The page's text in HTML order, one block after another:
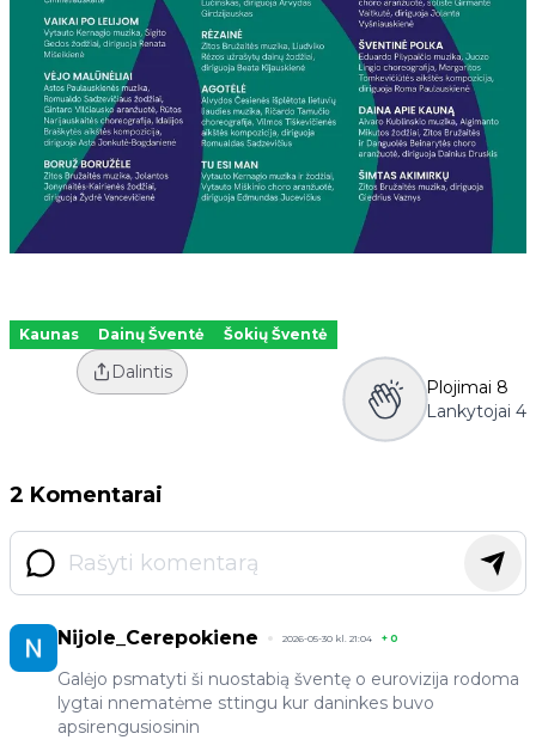
Kaunas Dainų Šventė Šokių Šventė
Dalintis
Plojimai 8
Lankytojai 4
2 Komentarai
Nijole_Cerepokiene 2026-05-30 kl. 21:04 + 0
Galėjo psmatyti ši nuostabią šventę o eurovizija rodoma
lygtai nnematėme sttingu kur daninkes buvo
apsirengusiosinin